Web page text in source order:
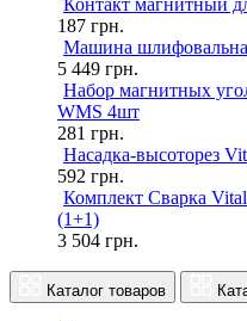
Контакт магнитный
187 грн.
Машина
5 449 грн.
Набор магнитных
WMS 4шт
281 грн.
Насадка-высоторез
592 грн.
Комплект Сварка
(1+1)
3 504 грн.
Каталог товаров